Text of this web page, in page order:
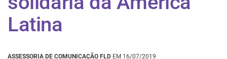
Latina
ASSESSORIA DE COMUNICAÇÃO FLD EM 16/07/2019